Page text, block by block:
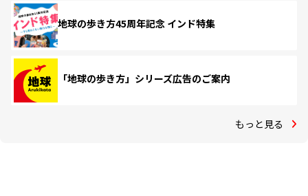
地球の歩き方45周年記念 インド特集
「地球の歩き方」シリーズ広告のご案内
もっと見る